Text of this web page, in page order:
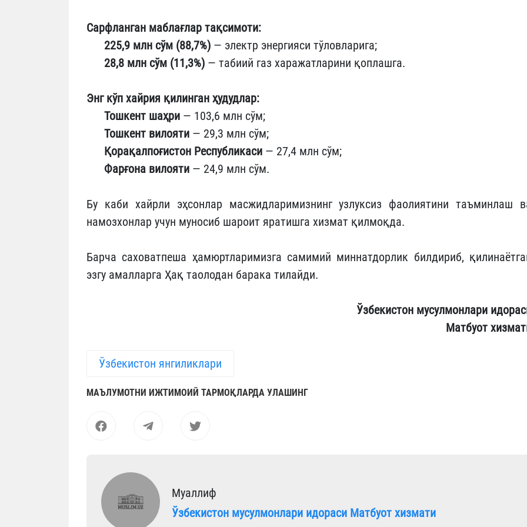
Сарфланган маблағлар тақсимоти:
225,9 млн сўм (88,7%) — электр энергияси тўловларига;
28,8 млн сўм (11,3%) — табиий газ харажатларини қоплашга.
Энг кўп хайрия қилинган ҳудудлар:
Тошкент шаҳри — 103,6 млн сўм;
Тошкент вилояти — 29,3 млн сўм;
Қорақалпоғистон Республикаси — 27,4 млн сўм;
Фарғона вилояти — 24,9 млн сўм.
Бу каби хайрли эҳсонлар масжидларимизнинг узлуксиз фаолиятини таъминлаш
намозхонлар учун муносиб шароит яратишга хизмат қилмоқда.
Барча саховатпеша ҳамюртларимизга самимий миннатдорлик билдириб,
эзгу амалларга Ҳақ таолодан барака тилайди.
Ўзбекистон мусулмонлари
Матбуот
Ўзбекистон янгиликлари
МАЪЛУМОТНИ ИЖТИМОИЙ ТАРМОҚЛАРДА УЛАШИНГ
Муаллиф
Ўзбекистон мусулмонлари идораси Матбуот хизмати